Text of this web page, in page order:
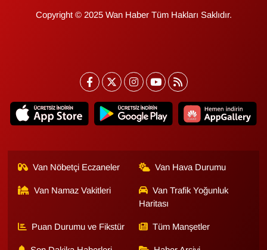
Copyright © 2025 Wan Haber Tüm Hakları Saklıdır.
Van Nöbetçi Eczaneler Van Hava Durumu
Van Namaz Vakitleri
Van Trafik Yoğunluk
Haritası
Puan Durumu ve Fikstür Tüm Manşetler